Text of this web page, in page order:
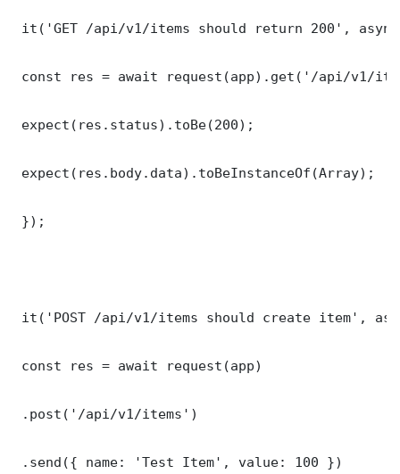
it('GET /api/v1/items should return 200',
const res = await request(app).get('/api/v1/
expect(res.status).toBe(200);
expect(res.body.data).toBeInstanceOf(Array);
});
it('POST /api/v1/items should create item',
const res = await request(app)
.post('/api/v1/items')
.send({ name: 'Test Item', value: 100 })